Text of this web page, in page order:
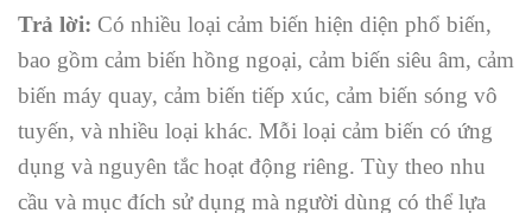
Trả lời: Có nhiều loại cảm biến hiện diện phổ biến,
bao gồm cảm biến hồng ngoại, cảm biến siêu âm, cảm
biến máy quay, cảm biến tiếp xúc, cảm biến sóng vô
tuyến, và nhiều loại khác. Mỗi loại cảm biến có ứng
dụng và nguyên tắc hoạt động riêng. Tùy theo nhu
cầu và mục đích sử dụng mà người dùng có thể lựa